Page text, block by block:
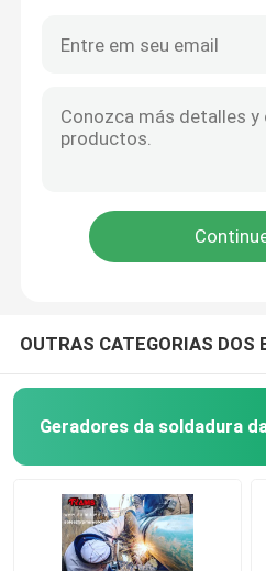
Geradores do inversor de
Gerador de poder
Central elétrica
Bombas de luta contra o
Trole dobrável do carro
OUTRAS CATEGORIAS DOS
Geradores da soldadura